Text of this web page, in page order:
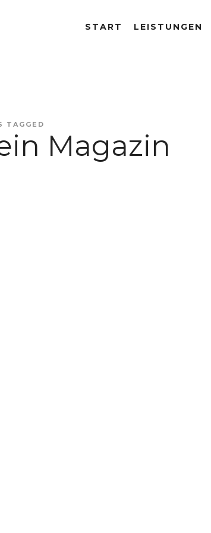
START LEISTUNGEN
TAGGED
Magazin